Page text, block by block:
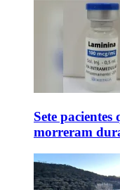
Sete
morreram